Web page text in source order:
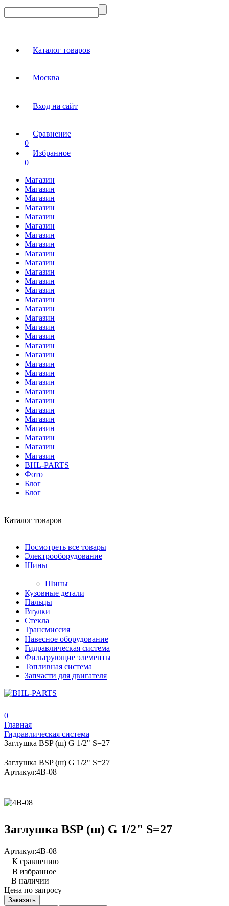
Каталог товаров
Москва
Вход на сайт
Сравнение
0
Избранное
0
Магазин
Магазин
Магазин
Магазин
Магазин
Магазин
Магазин
Магазин
Магазин
Магазин
Магазин
Магазин
Магазин
Магазин
Магазин
Магазин
Магазин
Магазин
Магазин
Магазин
Магазин
Магазин
Магазин
Магазин
Магазин
Магазин
Магазин
Магазин
Магазин
Магазин
Магазин
BHL-PARTS
Фото
Блог
Блог
Каталог товаров
Посмотреть все товары
Электрооборудование
Шины
Шины
Кузовные детали
Пальцы
Втулки
Стекла
Трансмиссия
Навесное оборудование
Гидравлическая система
Фильтрующие элементы
Топливная система
Запчасти для двигателя
0
Главная
Гидравлическая система
Заглушка BSP (ш) G 1/2" S=27
Заглушка BSP (ш) G 1/2" S=27
Артикул:4B-08
Заглушка BSP (ш) G 1/2" S=27
Артикул:4B-08
К сравнению
В избранное
В наличии
Цена по запросу
Заказать